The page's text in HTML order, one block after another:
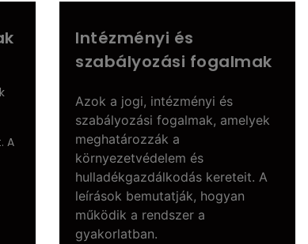
A
Intézményi és
szabályozási fogalmak
Azok a jogi, intézményi és
szabályozási fogalmak, amelyek
meghatározzák a
környezetvédelem és
hulladékgazdálkodás kereteit. A
leírások bemutatják, hogyan
működik a rendszer a
gyakorlatban.